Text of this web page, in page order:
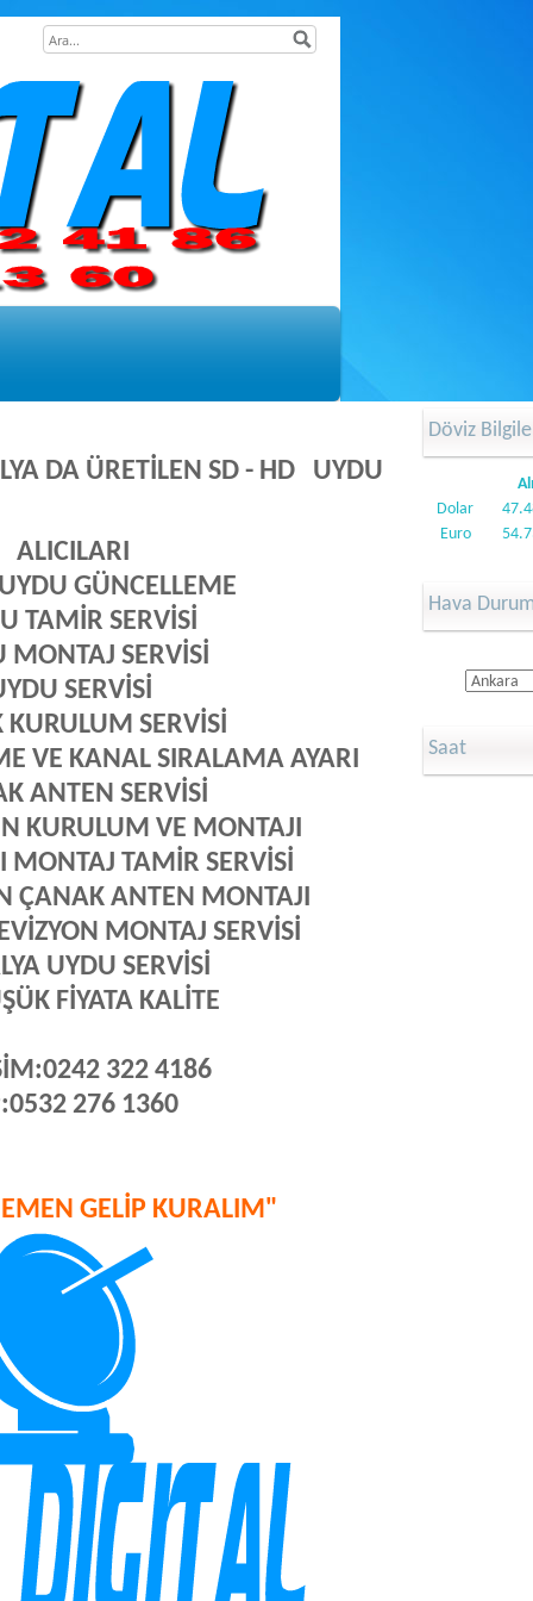
DA ÜRETİLEN SD - HD UYDU
ALICILARI
GÜNCELLEME
TAMİR SERVİSİ
MONTAJ SERVİSİ
SERVİSİ
KURULUM SERVİSİ
VE KANAL SIRALAMA AYARI
ANTEN SERVİSİ
KURULUM VE MONTAJI
MONTAJ TAMİR SERVİSİ
ÇANAK ANTEN MONTAJI
MONTAJ SERVİSİ
UYDU SERVİSİ
FİYATA KALİTE
322 4186
276 1360
GELİP KURALIM"
Döviz
Dolar
Euro
Hava
Saat